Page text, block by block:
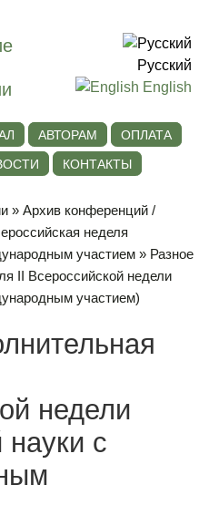
Русский
English
АВТОРАМ
ОПЛАТА
КОНТАКТЫ
»Архив конференций /
неделя
участием » Разное
II Всероссийской недели
участием)
недели
с